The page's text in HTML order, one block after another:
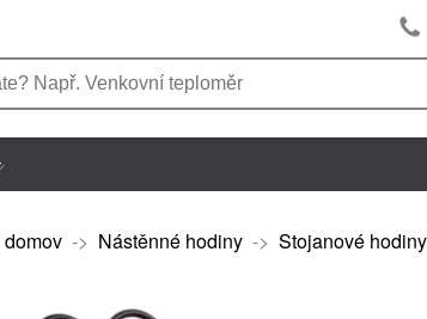
-> Nástěnné hodiny -> Stojanové